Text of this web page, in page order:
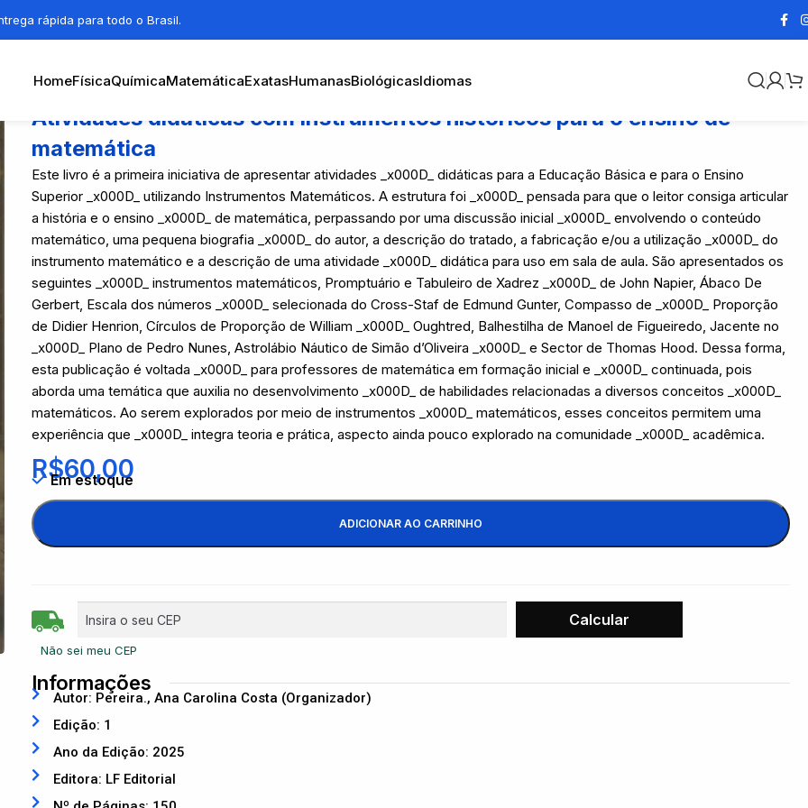
rápida para todo o Brasil.
HomeFísicaQuímicaMatemáticaExatasHumanasBiológicasIdiomas
Atividades didáticas com instrumentos históricos para o ensino de
matemática
Este livro é a primeira iniciativa de apresentar atividades _x000D_ didáticas para a Educação Básica e para o Ensino
Superior _x000D_ utilizando Instrumentos Matemáticos. A estrutura foi _x000D_ pensada para que o leitor consiga articular
a história e o ensino _x000D_ de matemática, perpassando por uma discussão inicial _x000D_ envolvendo o conteúdo
matemático, uma pequena biografia _x000D_ do autor, a descrição do tratado, a fabricação e/ou a utilização _x000D_ do
instrumento matemático e a descrição de uma atividade _x000D_ didática para uso em sala de aula. São apresentados os
seguintes _x000D_ instrumentos matemáticos, Promptuário e Tabuleiro de Xadrez _x000D_ de John Napier, Ábaco De
Gerbert, Escala dos números _x000D_ selecionada do Cross-Staf de Edmund Gunter, Compasso de _x000D_ Proporção
de Didier Henrion, Círculos de Proporção de William _x000D_ Oughtred, Balhestilha de Manoel de Figueiredo, Jacente no
_x000D_ Plano de Pedro Nunes, Astrolábio Náutico de Simão d’Oliveira _x000D_ e Sector de Thomas Hood. Dessa forma,
esta publicação é voltada _x000D_ para professores de matemática em formação inicial e _x000D_ continuada, pois
aborda uma temática que auxilia no desenvolvimento _x000D_ de habilidades relacionadas a diversos conceitos _x000D_
matemáticos. Ao serem explorados por meio de instrumentos _x000D_ matemáticos, esses conceitos permitem uma
experiência que _x000D_ integra teoria e prática, aspecto ainda pouco explorado na comunidade _x000D_ acadêmica.
R$60,00
Em estoque
ADICIONAR AO CARRINHO
Não sei meu CEP
Informações
Autor: Pereira., Ana Carolina Costa (Organizador)
Edição: 1
Ano da Edição: 2025
Editora: LF Editorial